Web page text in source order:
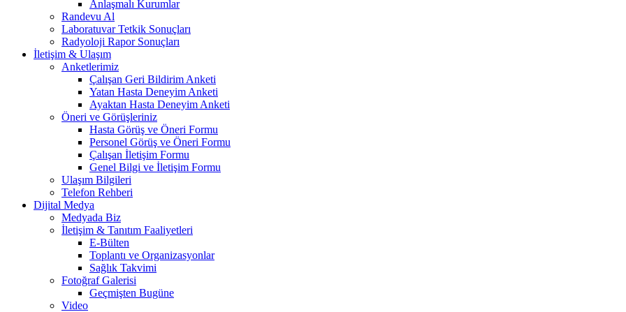
Anlaşmalı Kurumlar
Randevu Al
Laboratuvar Tetkik Sonuçları
Radyoloji Rapor Sonuçları
İletişim & Ulaşım
Anketlerimiz
Çalışan Geri Bildirim Anketi
Yatan Hasta Deneyim Anketi
Ayaktan Hasta Deneyim Anketi
Öneri ve Görüşleriniz
Hasta Görüş ve Öneri Formu
Personel Görüş ve Öneri Formu
Çalışan İletişim Formu
Genel Bilgi ve İletişim Formu
Ulaşım Bilgileri
Telefon Rehberi
Dijital Medya
Medyada Biz
İletişim & Tanıtım Faaliyetleri
E-Bülten
Toplantı ve Organizasyonlar
Sağlık Takvimi
Fotoğraf Galerisi
Geçmişten Bugüne
Video